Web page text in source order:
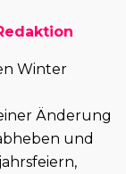
Winter
Änderung
und